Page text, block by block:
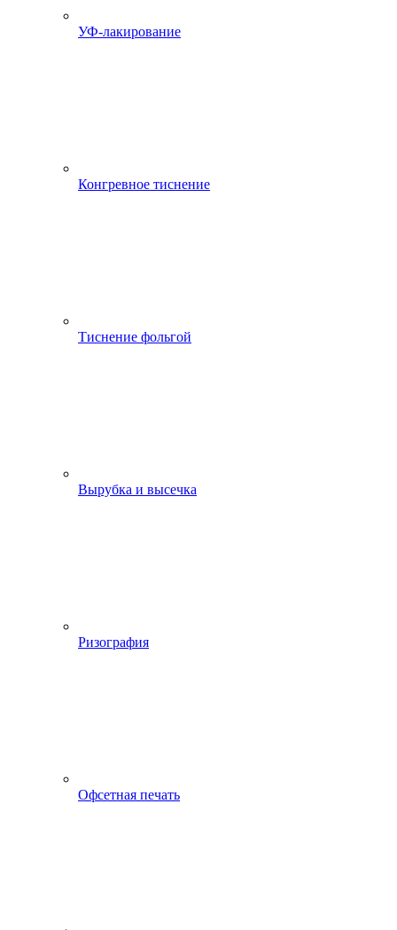
УФ-лакирование
Конгревное тиснение
Тиснение фольгой
Вырубка и высечка
Ризография
Офсетная печать